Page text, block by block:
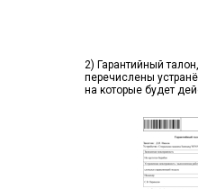
2) Гарантийный
перечислены
на которые будет